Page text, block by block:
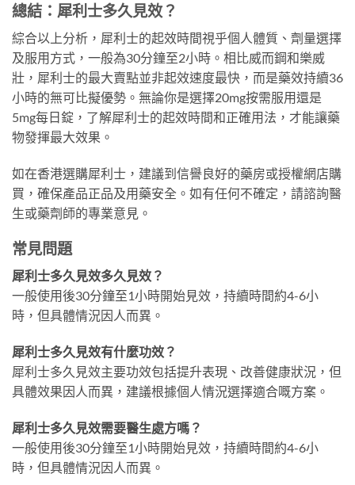
總結：犀利士多久見效？
綜合以上分析，犀利士的起效時間視乎個人體質、劑量選擇
及服用方式，一般為30分鐘至2小時。相比威而鋼和樂威
壯，犀利士的最大賣點並非起效速度最快，而是藥效持續36
小時的無可比擬優勢。無論你是選擇20mg按需服用還是
5mg每日錠，了解犀利士的起效時間和正確用法，才能讓藥
物發揮最大效果。
如在香港選購犀利士，建議到信譽良好的藥房或授權網店購
買，確保產品正品及用藥安全。如有任何不確定，請諮詢醫
生或藥劑師的專業意見。
常見問題
犀利士多久見效多久見效？
一般使用後30分鐘至1小時開始見效，持續時間約4-6小
時，但具體情況因人而異。
犀利士多久見效有什麼功效？
犀利士多久見效主要功效包括提升表現、改善健康狀況，但
具體效果因人而異，建議根據個人情況選擇適合嘅方案。
犀利士多久見效需要醫生處方嗎？
一般使用後30分鐘至1小時開始見效，持續時間約4-6小
時，但具體情況因人而異。